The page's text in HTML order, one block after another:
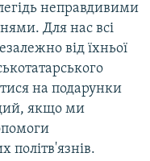
неправдивими
Для нас всі
від їхньої
на подарунки
якщо ми
політв'язнів.